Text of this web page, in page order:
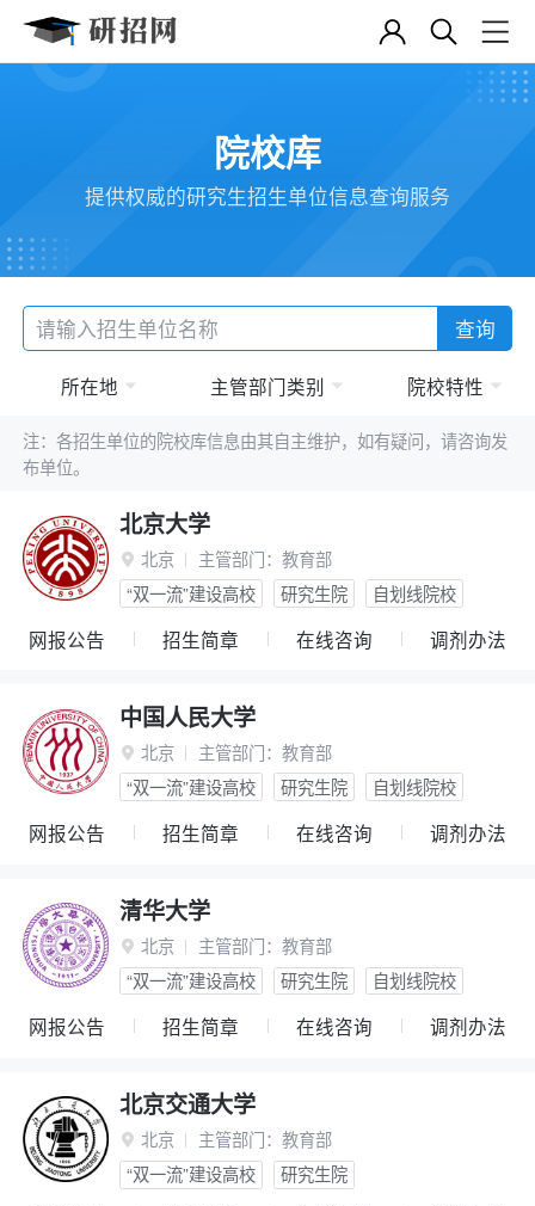
院校库
提供权威的研究生招生单位信息查询服务
查询
所在地 主管部门类别 院校特性
注：各招生单位的院校库信息由其自主维护，如有疑问，请咨询发
布单位。
北京大学
 北京 主管部门： 教育部
“双一流”建设高校
研究生院 自划线院校
网报公告 招生简章 在线咨询 调剂办法
中国人民大学
 北京 主管部门： 教育部
“双一流”建设高校
研究生院 自划线院校
网报公告 招生简章 在线咨询 调剂办法
清华大学
 北京 主管部门： 教育部
“双一流”建设高校
研究生院 自划线院校
网报公告 招生简章 在线咨询 调剂办法
北京交通大学
 北京 主管部门： 教育部
“双一流”建设高校
研究生院